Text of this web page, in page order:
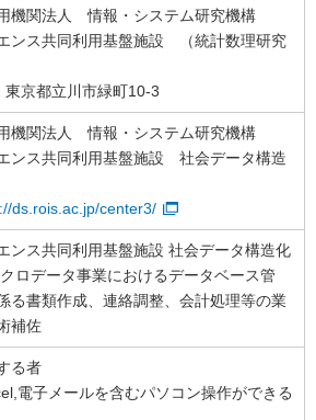
機関法人 情報・システム研究機構
ンス共同利用基盤施設 （統計数理研究
東京都立川市緑町10-3
機関法人 情報・システム研究機構
ンス共同利用基盤施設 社会データ構造
ds.rois.ac.jp/center3/
ンス共同利用基盤施設 社会データ構造化
ロデータ事業におけるデータベース管
る書類作成、連絡調整、会計処理等の業
補佐
る者
電子メールを含むパソコン操作ができる